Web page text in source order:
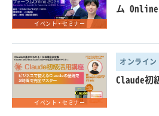
イベント・セミナー
ム
イベント・セミナー
Claude初